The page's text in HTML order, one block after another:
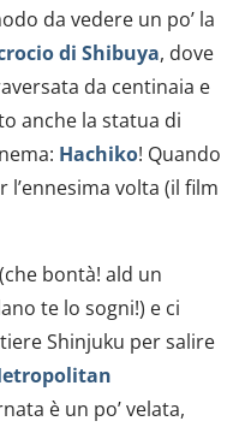
da vedere un po’ la
di Shibuya, dove
da centinaia e
anche la statua di
Hachiko! Quando
l’ennesima volta (il film
bontà! ald un
te lo sogni!) e ci
Shinjuku per salire
è un po’ velata,